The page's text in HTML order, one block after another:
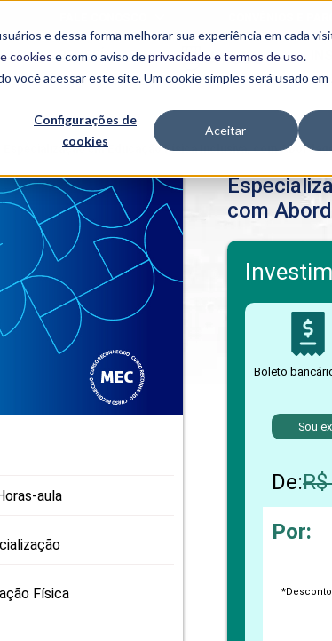
e dessa forma melhorar sua experiência em cada
cookies e com o aviso deprivacidade e termos de uso.
você acessar este site. Um cookie simples será usado em
Configurações de
cookies
Aceitar
EAD BENEFÍCIOS
Acadêmicos
PROEST
PAE
PIME
Programas
Pesquisa e
Extensão
Especialização em Educação Física Inclusiva, com
aula
Física
com
Boleto
Sou
De:
Por: